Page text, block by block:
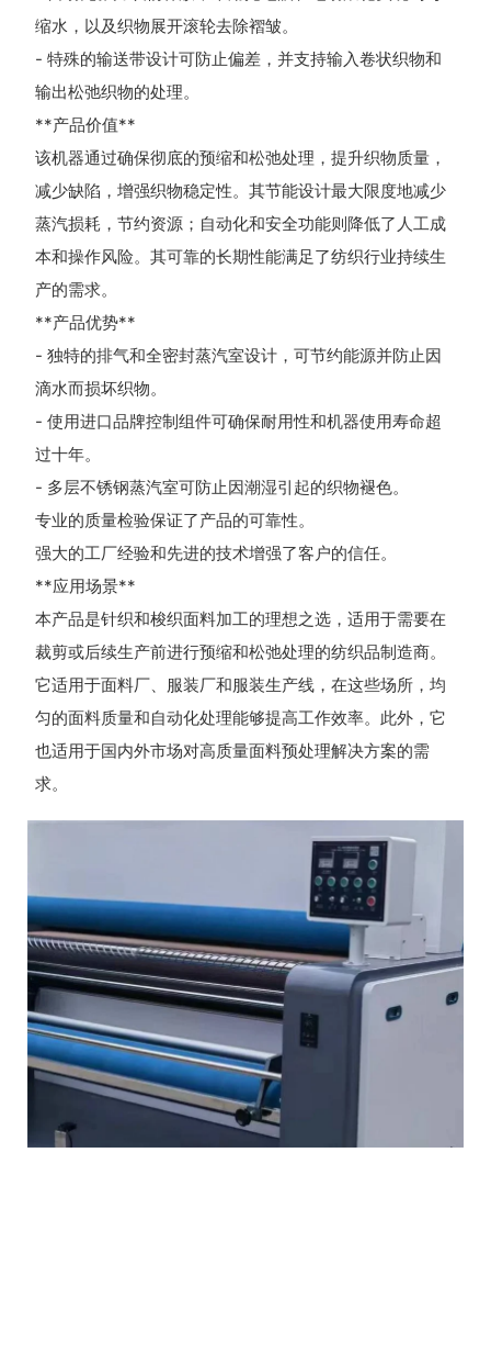
缩水，以及织物展开滚轮去除褶皱。
- 特殊的输送带设计可防止偏差，并支持输入卷状织物和
输出松弛织物的处理。
**产品价值**
该机器通过确保彻底的预缩和松弛处理，提升织物质量，
减少缺陷，增强织物稳定性。其节能设计最大限度地减少
蒸汽损耗，节约资源；自动化和安全功能则降低了人工成
本和操作风险。其可靠的长期性能满足了纺织行业持续生
产的需求。
**产品优势**
- 独特的排气和全密封蒸汽室设计，可节约能源并防止因
滴水而损坏织物。
- 使用进口品牌控制组件可确保耐用性和机器使用寿命超
过十年。
- 多层不锈钢蒸汽室可防止因潮湿引起的织物褪色。
专业的质量检验保证了产品的可靠性。
强大的工厂经验和先进的技术增强了客户的信任。
**应用场景**
本产品是针织和梭织面料加工的理想之选，适用于需要在
裁剪或后续生产前进行预缩和松弛处理的纺织品制造商。
它适用于面料厂、服装厂和服装生产线，在这些场所，均
匀的面料质量和自动化处理能够提高工作效率。此外，它
也适用于国内外市场对高质量面料预处理解决方案的需
求。